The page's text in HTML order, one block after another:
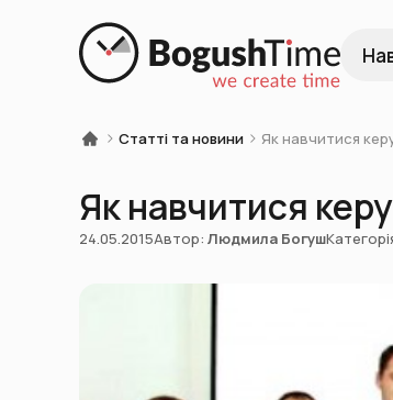
Статті та новини Як навчитися
Як навчитися
24.05.2015Автор: Людмила Богуш